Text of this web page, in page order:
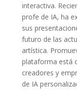
interactiva.
profe de IA, ha
sus
futuro de las
artística.
plataforma está
creadores y
de IA